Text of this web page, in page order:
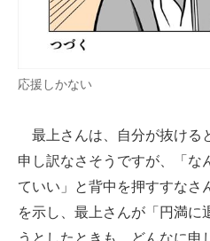
応援しかない
最上さんは、自分が抜ける
申し訳なさそうですが、「な
ていい」と背中を押すすなさ
を示し、最上さんが「円満に